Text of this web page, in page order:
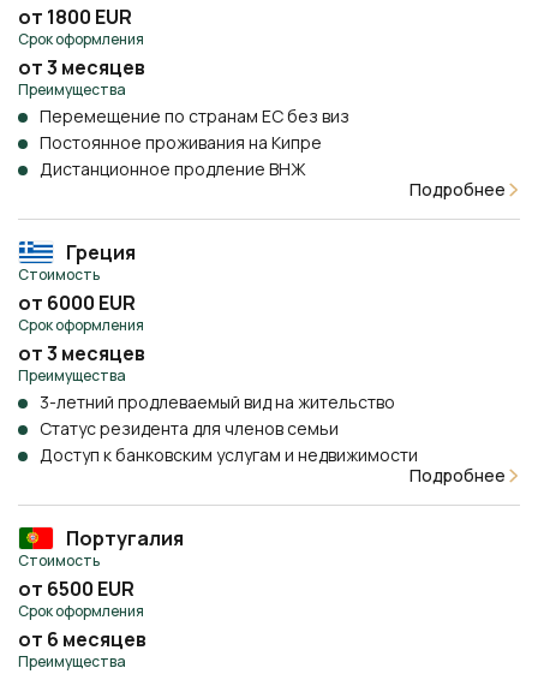
от 1800 EUR
Срок оформления
от 3 месяцев
Преимущества
Перемещение по странам ЕС без виз
Постоянное проживания на Кипре
Дистанционное продление ВНЖ
Подробнее
Греция
Стоимость
от 6000 EUR
Срок оформления
от 3 месяцев
Преимущества
3-летний продлеваемый вид на жительство
Статус резидента для членов семьи
Доступ к банковским услугам и недвижимости
Подробнее
Португалия
Стоимость
от 6500 EUR
Срок оформления
от 6 месяцев
Преимущества